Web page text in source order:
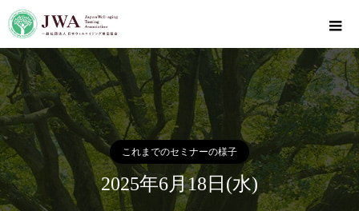
これまでのセミナーの様子
2025年6月18日(水)